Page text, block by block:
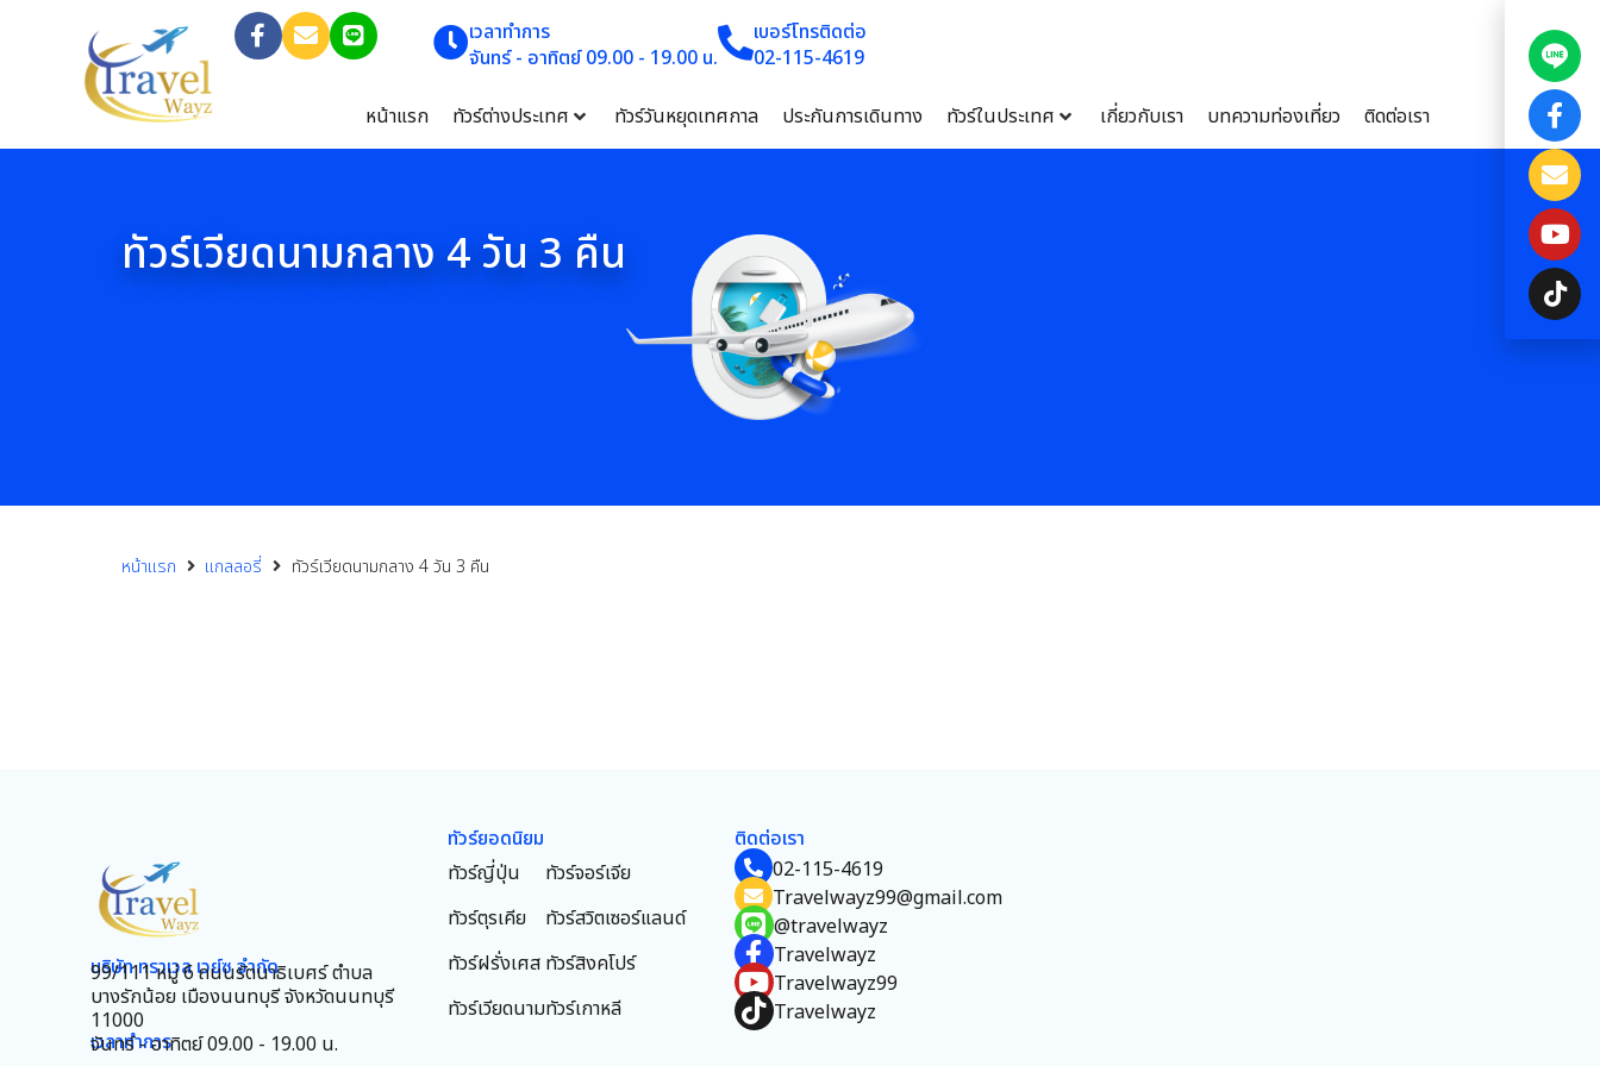
เวลาทำการ
จันทร์ - อาทิตย์ 09.00 - 19.00 น.
เบอร์โทรติดต่อ
02-115-4619
หน้าแรก ทัวร์ต่างประเทศ ทัวร์วันหยุดเทศกาล ประกันการเดินทาง ทัวร์ในประเทศ เกี่ยวกับเรา บทความท่องเที่ยว ติดต่อเรา
ทัวร์เวียดนามกลาง 4 วัน 3 คืน
หน้าแรก แกลลอรี่ ทัวร์เวียดนามกลาง 4 วัน 3 คืน
บริษัท ทราเวล เวย์ซ จำกัด
99/111 หมู่ 6 ถนนรัตนาธิเบศร์ ตำบล
บางรักน้อย เมืองนนทบุรี จังหวัดนนทบุรี
11000
เวลาทำการ
จันทร์ - อาทิตย์ 09.00 - 19.00 น.
ทัวร์ยอดนิยม
ทัวร์ญี่ปุ่น
ทัวร์ตุรเคีย
ทัวร์ฝรั่งเศส
ทัวร์เวียดนาม
ทัวร์จอร์เจีย
ทัวร์สวิตเซอร์แลนด์
ทัวร์สิงคโปร์
ทัวร์เกาหลี
ติดต่อเรา
02-115-4619
Travelwayz99@gmail.com
@travelwayz
Travelwayz
Travelwayz99
Travelwayz